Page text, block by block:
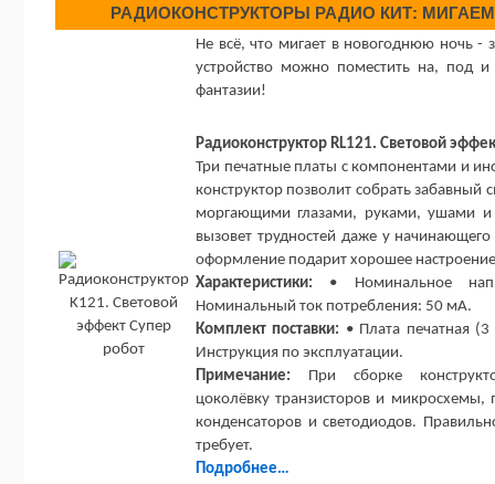
РАДИОКОНСТРУКТОРЫ РАДИО КИТ:
Не всё, что мигает в новогоднюю ночь -
устройство можно поместить на, под
фантазии!
Радиоконструктор RL121. Световой
Три печатные платы с компонентами и
конструктор позволит собрать забавный
моргающими глазами, руками, ушами и
вызовет трудностей даже у
оформление подарит хорошее
Характеристики: • Номинальное
Номинальный ток потребления: 50 мА.
Комплект поставки: • Плата печатная
Инструкция по эксплуатации.
Примечание: При сборке
цоколёвку транзисторов и микросхемы,
конденсаторов и светодиодов.
требует.
Подробнее…